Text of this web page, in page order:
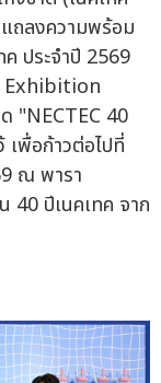
ถลงความพร้อม
ค ประจำปี 2569
Exhibition
"NECTEC 40
พื่อก้าวต่อไปที่
ณ พารา
40 ปีเนคเทค จาก